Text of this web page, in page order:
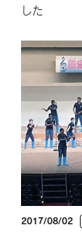
した
2017/08/02